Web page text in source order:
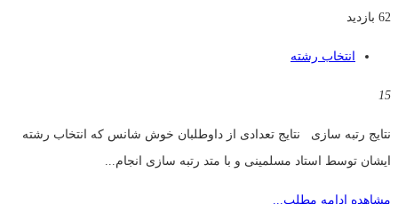
62 بازدید
انتخاب رشته
15
نتایج رتبه سازی نتایج تعدادی از داوطلبان خوش شانس که انتخاب رشته
ایشان توسط استاد مسلمینی و با متد رتبه سازی انجام...
مشاهده ادامه مطلب...